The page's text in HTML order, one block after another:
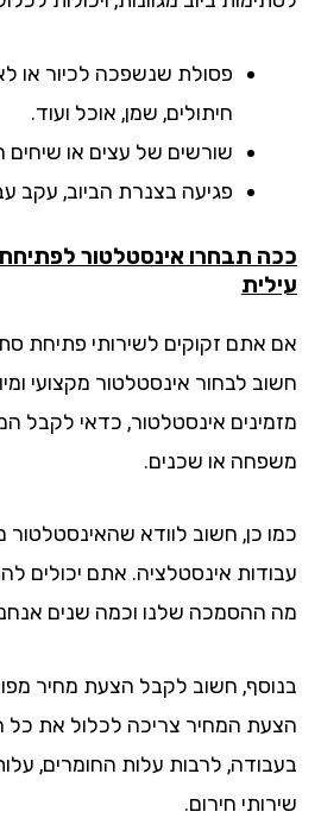
פסולת שנשפכה לכיור או לאסלה,
חיתולים, שמן, אוכל ועוד.
שורשים של עצים או שיחים
פגיעה בצנרת הביוב, עקב
תבחרו אינסטלטור לפתיחת
אתם זקוקים לשירותי פתיחת סתימות
לבחור אינסטלטור מקצועי ומיומן.
אינסטלטור, כדאי לקבל
או שכנים.
כן, חשוב לוודא שהאינסטלטור
אינסטלציה. אתם יכולים
ההסמכה שלנו וכמה שנים אנחנו
חשוב לקבל הצעת מחיר
המחיר צריכה לכלול את כל
לרבות עלות החומרים, עלות
חירום.